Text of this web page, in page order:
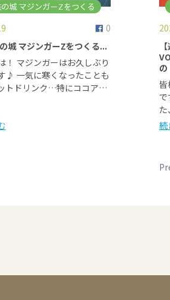
城 マジンガーZをつくる
0
の城 マジンガーZをつくる...
！ マジンガーはお久しぶり
♪ 一気に寒くなったことも
トドリンク…特にココア…
の
皆
続